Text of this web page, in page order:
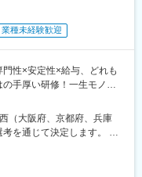
が、同社では転職せずに
いや努力がきちんと報われ
トに配属します。そのプ
ファーを受けた場合、メ
ァーや延長依頼があった
ジしたい場合は断ること
て、その時々に応じたプ
業種未経験歓迎
門性×安定性×給与、どれも
手厚い研修！一生モノの
を取得して活動する営業
品メーカーにて、医薬品の
（大阪府、京都府、兵庫
を通じて決定します。 受
全面禁煙だが、就業先の
所：東京都港区高輪4-10-